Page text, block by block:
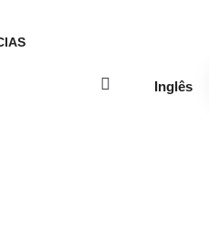
Inglês